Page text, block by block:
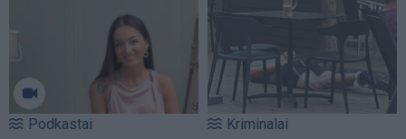
Podkastai Kriminalai